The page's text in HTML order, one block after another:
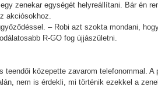
zenekar egységét helyreállítani. Bár én
akciósokhoz.
– Robi azt szokta mondani,
R-GO fog újjászületni.
teendői közepette zavarom telefonommal.
nem is érdekli, mi történik ezekkel a